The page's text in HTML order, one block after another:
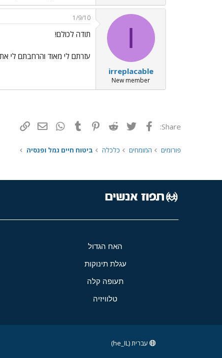
I
irreplacable
New member
1/9/10
תודה לכולם!
עזרתם לי מאוד והרחבתם לי
Share: פייסבוק Twitter
Reddit
Pinterest
Tumblr
WhatsAppדואר אלקטרוני
פורומים המומחים כלכלה ביטוח חיים גמל ופנסיה
האח הגדול
עגלת תינוקות
תעופה קלה
טלוויזיה
עברית (he_IL)